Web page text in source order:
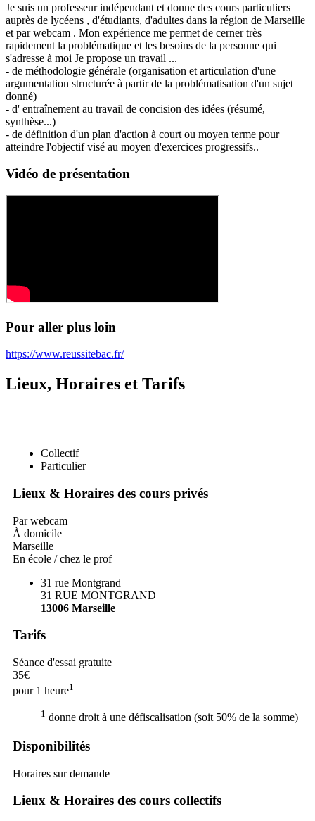
Je suis un professeur indépendant et donne des cours particuliers
auprès de lycéens , d'étudiants, d'adultes dans la région de Marseille
et par webcam . Mon expérience me permet de cerner très
rapidement la problématique et les besoins de la personne qui
s'adresse à moi Je propose un travail ...
- de méthodologie générale (organisation et articulation d'une
argumentation structurée à partir de la problématisation d'un sujet
donné)
- d' entraînement au travail de concision des idées (résumé,
synthèse...)
- de définition d'un plan d'action à court ou moyen terme pour
atteindre l'objectif visé au moyen d'exercices progressifs..
Vidéo de présentation
Pour aller plus loin
https://www.reussitebac.fr/
Lieux, Horaires et Tarifs
Collectif
Particulier
Lieux & Horaires des cours privés
Par webcam
À domicile
Marseille
En école / chez le prof
31 rue Montgrand
31 RUE MONTGRAND
13006 Marseille
Tarifs
Séance d'essai gratuite
35€
pour 1 heure1
1 donne droit à une défiscalisation (soit 50% de la somme)
Disponibilités
Horaires sur demande
Lieux & Horaires des cours collectifs